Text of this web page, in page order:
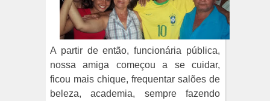
A partir de então, funcionária pública,
nossa amiga começou a se cuidar,
ficou mais chique, frequentar salões de
beleza, academia, sempre fazendo